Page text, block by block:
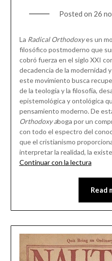
Posted on 26
La Radical Orthodoxyes un
filosófico postmoderno que
cobró fuerza en el siglo XXI
decadencia de la modernidad
este movimiento busca
de la teología y la filosofía,
epistemológica y ontológica
pensamiento moderno. De
Orthodoxy aboga por un
con todo el espectro del
que el cristianismo
interpretar la realidad, la
Continuar con la lectura
Read